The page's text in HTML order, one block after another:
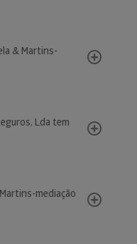
& Martins-
Lda tem
mediação